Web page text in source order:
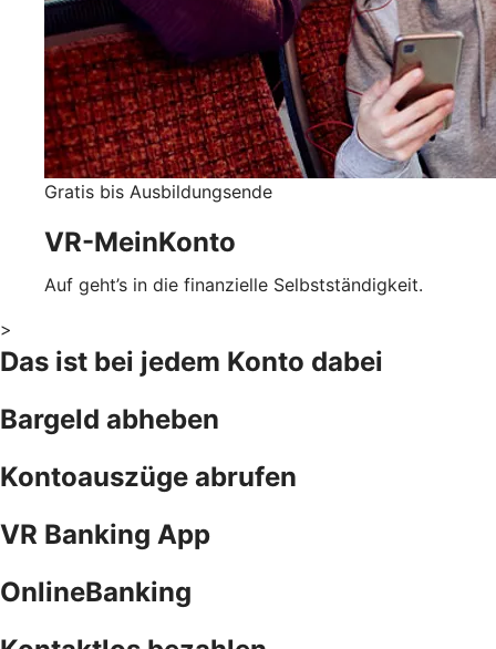
Gratis bis Ausbildungsende
VR-MeinKonto
Auf geht’s in die finanzielle Selbstständigkeit.
>
Das ist bei jedem Konto dabei
Bargeld abheben
Kontoauszüge abrufen
VR Banking App
OnlineBanking